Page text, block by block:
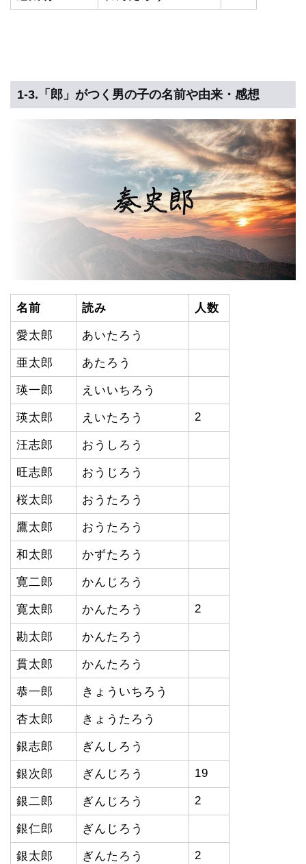
1-3.「郎」がつく男の子の名前や由来・感想
名前 読み 人数
愛太郎 あいたろう
亜太郎 あたろう
瑛一郎 えいいちろう
瑛太郎 えいたろう 2
汪志郎 おうしろう
旺志郎 おうじろう
桜太郎 おうたろう
鷹太郎 おうたろう
和太郎 かずたろう
寛二郎 かんじろう
寛太郎 かんたろう 2
勘太郎 かんたろう
貫太郎 かんたろう
恭一郎 きょういちろう
杏太郎 きょうたろう
銀志郎 ぎんしろう
銀次郎 ぎんじろう 19
銀二郎 ぎんじろう 2
銀仁郎 ぎんじろう
銀太郎 ぎんたろう 2